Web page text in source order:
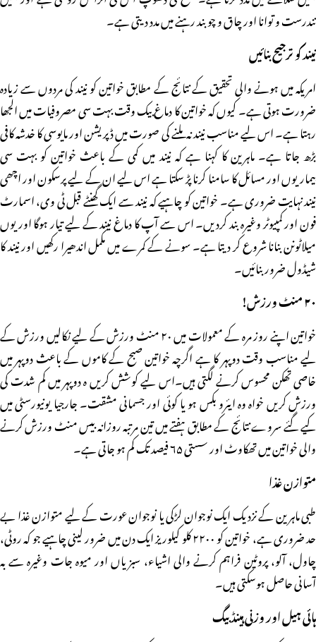
تندرست و توانا اور چاق و چوبند رہنے میں مدد دیتی ہے۔
نیند کو ترجیح بنائیں
امریکہ میں ہونے والی تحقیق کے نتائج کے مطابق خواتین کو نیند کی مردوں سے زیادہ
ضرورت ہوتی ہے۔ کیوں کہ خواتین کا دماغ بیک وقت بہت سی مصروفیات میں الجھا
رہتا ہے۔ اس لیے مناسب نیند نہ ملنے کی صورت میں ڈپریشن اور مایوسی کا خدشہ کافی
بڑھ جاتا ہے۔ ماہرین کا کہنا ہے کہ نیند میں کمی کے باعث خواتین کو بہت سی
بیماریوں اور مسائل کا سامنا کرنا پڑ سکتا ہے اس لیے ان کے لیے پرسکون اور اچھی
نیند نہایت ضروری ہے۔ خواتین کو چاہیے کہ نیند سے ایک گھنٹے قبل ٹی وی، اسمارٹ
فون اور کمپیوٹر وغیرہ بند کردیں۔ اس سے آپ کا دماغ نیند کے لیے تیار ہوگا اور یوں
میلاٹونن بنانا شروع کر دیتا ہے۔ سونے کے کمرے میں مکمل اندھیرا رکھیں اور نیند کا
شیڈول ضرور بنائیں۔
۲۰ منٹ ورزش!
خواتین اپنے روز مرہ کے معمولات میں ۲۰ منٹ ورزش کے لیے نکالیں ورزش کے
لیے مناسب وقت دوپہر کا ہے اگرچہ خواتین صبح کے کاموں کے باعث دوپہر میں
خاصی تھکن محسوس کرنے لگتی ہیں۔اس لیے کوشش کریں ہ دوپہر میں کم شدت کی
ورزش کریں خواہ وہ ایئرو بکس ہو یا کوئی اور جسمانی مشقت۔ جارجیا یونیورسٹی میں
کیے گئے سروے نتائج کے مطابق ہفتے میں تین مرتبہ روزانہ بیس منٹ ورزش کرنے
والی خواتین میں تھکاوٹ اور سستی ۶۵ فیصد تک کم ہو جاتی ہے۔
متوازن غذا
طبی ماہرین کے نزدیک ایک نوجوان لڑکی یا نوجوان عورت کے لیے متوازن غذا بے
حد ضروری ہے، خواتین کو ۲۲۰۰ کلو کیلوریز ایک دن میں ضرور لینی چاہیے جو کہ روٹی،
چاول، آلو، پروٹین فراہم کرنے والی اشیاء، سبزیاں اور میوہ جات وغیرہ سے بہ
آسانی حاصل ہوسکتی ہیں۔
ہائی ہیل اور وزنی ہینڈ بیگ